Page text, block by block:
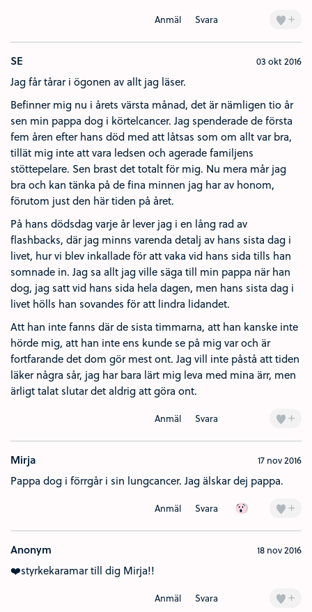
Anmäl Svara +
SE 03 okt 2016
Jag får tårar i ögonen av allt jag läser.
Befinner mig nu i årets värsta månad, det är nämligen tio år
sen min pappa dog i körtelcancer. Jag spenderade de första
fem åren efter hans död med att låtsas som om allt var bra,
tillät mig inte att vara ledsen och agerade familjens
stöttepelare. Sen brast det totalt för mig. Nu mera mår jag
bra och kan tänka på de fina minnen jag har av honom,
förutom just den här tiden på året.
På hans dödsdag varje år lever jag i en lång rad av
flashbacks, där jag minns varenda detalj av hans sista dag i
livet, hur vi blev inkallade för att vaka vid hans sida tills han
somnade in. Jag sa allt jag ville säga till min pappa när han
dog, jag satt vid hans sida hela dagen, men hans sista dag i
livet hölls han sovandes för att lindra lidandet.
Att han inte fanns där de sista timmarna, att han kanske inte
hörde mig, att han inte ens kunde se på mig var och är
fortfarande det dom gör mest ont. Jag vill inte påstå att tiden
läker några sår, jag har bara lärt mig leva med mina ärr, men
ärligt talat slutar det aldrig att göra ont.
Anmäl Svara +
Mirja 17 nov 2016
Pappa dog i förrgår i sin lungcancer. Jag älskar dej pappa.
Anmäl Svara Överraskad (1)
+
Anonym 18 nov 2016
❤️styrkekaramar till dig Mirja!!
Anmäl Svara +